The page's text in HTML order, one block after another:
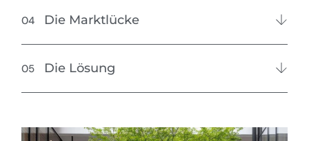
Die Marktlücke
Die Lösung